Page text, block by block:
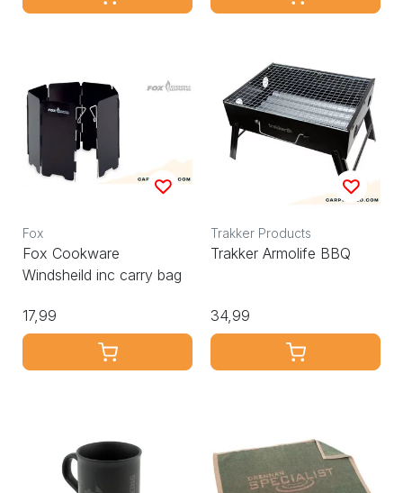
Fox
Fox Cookware
Windsheild inc carry bag
17,99
Trakker Products
Trakker Armolife BBQ
34,99